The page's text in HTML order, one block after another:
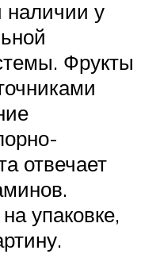
наличии у
Фрукты
отвечает
упаковке,